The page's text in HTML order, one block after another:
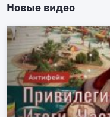
Новые видео